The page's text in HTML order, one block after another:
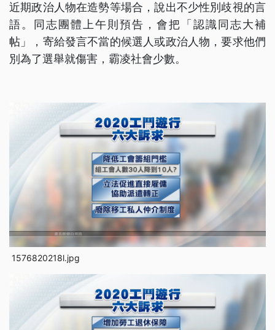
近期政治人物在造勢等場合，說出不少性別歧視的言
語。同志團體上午則預告，會把「認識同志大補
帖」，寄給發言不當的候選人或政治人物，要求他們
別為了選舉就傷害，霸凌社會少數。
1576820218l.jpg